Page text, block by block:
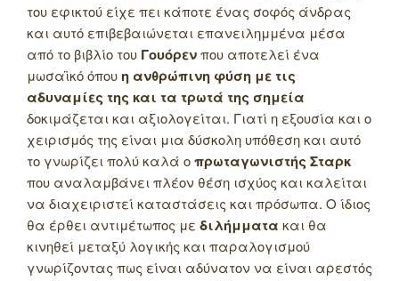
του εφικτού είχε πει κάποτε ένας σοφός άνδρας
και αυτό επιβεβαιώνεται επανειλημμένα μέσα
από το βιβλίο του Γουόρενπου αποτελεί ένα
μωσαϊκό όπου η ανθρώπινη φύση με τις
αδυναμίες της και τα τρωτά της σημεία
δοκιμάζεται και αξιολογείται. Γιατί η εξουσία και ο
χειρισμός της είναι μια δύσκολη υπόθεση και αυτό
το γνωρίζει πολύ καλά οπρωταγωνιστής Σταρκ
που αναλαμβάνει πλέον θέση ισχύος και καλείται
να διαχειριστεί καταστάσεις και πρόσωπα. Ο ίδιος
θα έρθει αντιμέτωπος με διλήμματα και θα
κινηθεί μεταξύ λογικής και παραλογισμού
γνωρίζοντας πως είναι αδύνατον να είναι αρεστός